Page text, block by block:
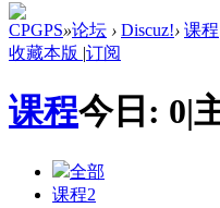
CPGPS»论坛 › Discuz!› 课程
收藏本版 |订阅
课程今日: 0|
全部
课程2